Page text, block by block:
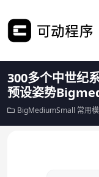
300多个中世纪
预设姿势
BigMediumSmall 常用